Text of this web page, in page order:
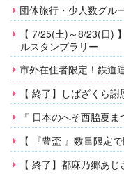
団体旅行・少人数グル
【 7/25(土)～8/23(日)
ルスタンプラリー
市外在住者限定！鉄道
【 終了】しばざくら謝
『 日本のへそ西脇夏
【 『豊盃 』数量限定で
【 終了】都麻乃郷あ